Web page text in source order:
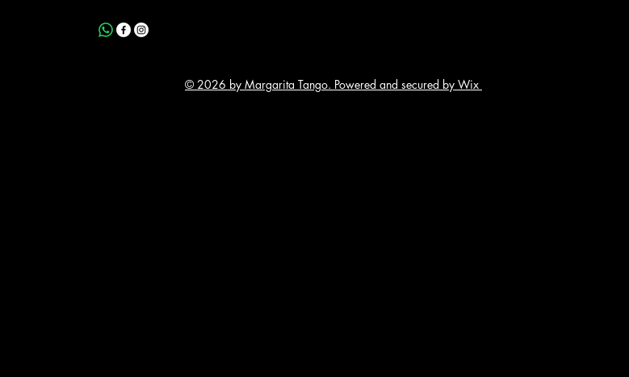
© 2026 by Margarita Tango. Powered and secured by Wix